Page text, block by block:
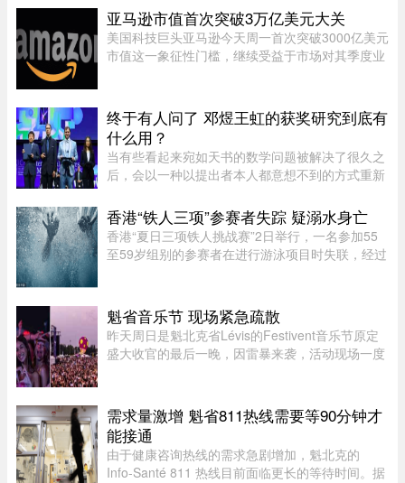
现了助燃物，初步调查显示 ...
亚马逊市值首次突破3万亿美元大关
美国科技巨头亚马逊今天周一首次突破3000亿美元
市值这一象征性门槛，继续受益于市场对其季度业
马逊股价上涨5.20%，达到28 ...
终于有人问了 邓煜王虹的获奖研究到底有
什么用？
当有些看起来宛如天书的数学问题被解决了很久之
后，会以一种以提出者本人都意想不到的方式重新
热闹的祝贺声中，也会有人好奇：邓煜研究的狭义
希尔伯特第六问题和王虹研 ...
香港“铁人三项”参赛者失踪 疑溺水身亡
香港“夏日三项铁人挑战赛”2日举行，一名参加55
至59岁组别的参赛者在进行游泳项目时失联，经过
参赛者在大埔大美督附近海 ...
魁省音乐节 现场紧急疏散
昨天周日是魁北克省Lévis的Festivent音乐节原定
盛大收官的最后一晚，因雷暴来袭，活动现场一度
Festivent场地因此暂时关闭。 ...
需求量激增 魁省811热线需要等90分钟才
能接通
由于健康咨询热线的需求急剧增加，魁北克的
Info-Santé 811 热线目前面临更长的等待时间。据